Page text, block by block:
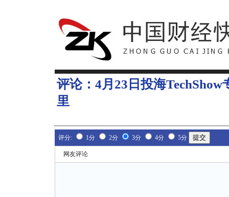
评论： 4月23日投海
里
评分: 1分 2分 3分 4分 5分
网友评论